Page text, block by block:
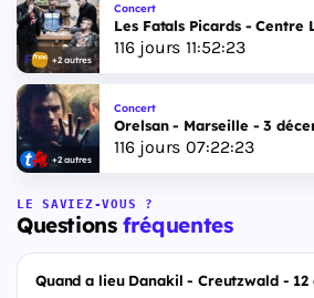
+2 autres
Concert
Les Fatals Picards - Centre
116jours 11:52:22
+2 autres
Concert
Orelsan - Marseille - 3
116jours 07:22:22
LE SAVIEZ-VOUS ?
Questionsfréquentes
Quand a lieu Danakil - Creutzwald - 12